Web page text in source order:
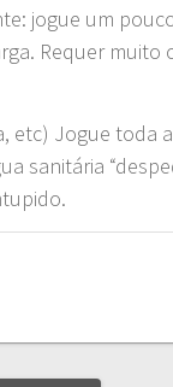
jogue um
Requer muito
etc) Jogue toda
sanitária